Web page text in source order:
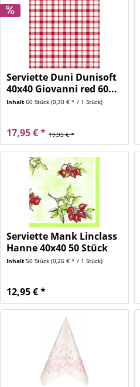
Serviette Duni Dunisoft
40x40 Giovanni red 60...
Inhalt60 Stück(0,30 € * / 1 Stück)
19,95 € *
17,95 € *
Serviette Mank Linclass
Hanne 40x40 50 Stück
Inhalt50 Stück(0,26 € * / 1 Stück)
12,95 € *